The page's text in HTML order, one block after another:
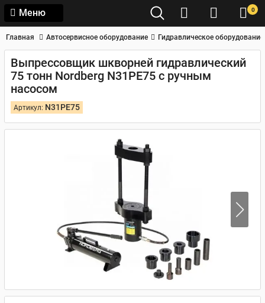
Меню 0
Главная Автосервисное оборудование Гидравлическое оборудование
Выпрессовщик шкворней гидравлический
75 тонн Nordberg N31PE75 с ручным
насосом
Артикул: N31PE75